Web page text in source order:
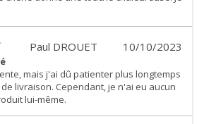
10/10/2023
Paul DROUET
mais j'ai dû patienter plus longtemps
livraison. Cependant, je n'ai eu aucun
lui-même.